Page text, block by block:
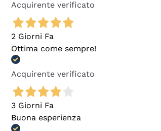
Acquirente verificato
2 Giorni Fa
Ottima come sempre!
Acquirente verificato
3 Giorni Fa
Buona esperienza